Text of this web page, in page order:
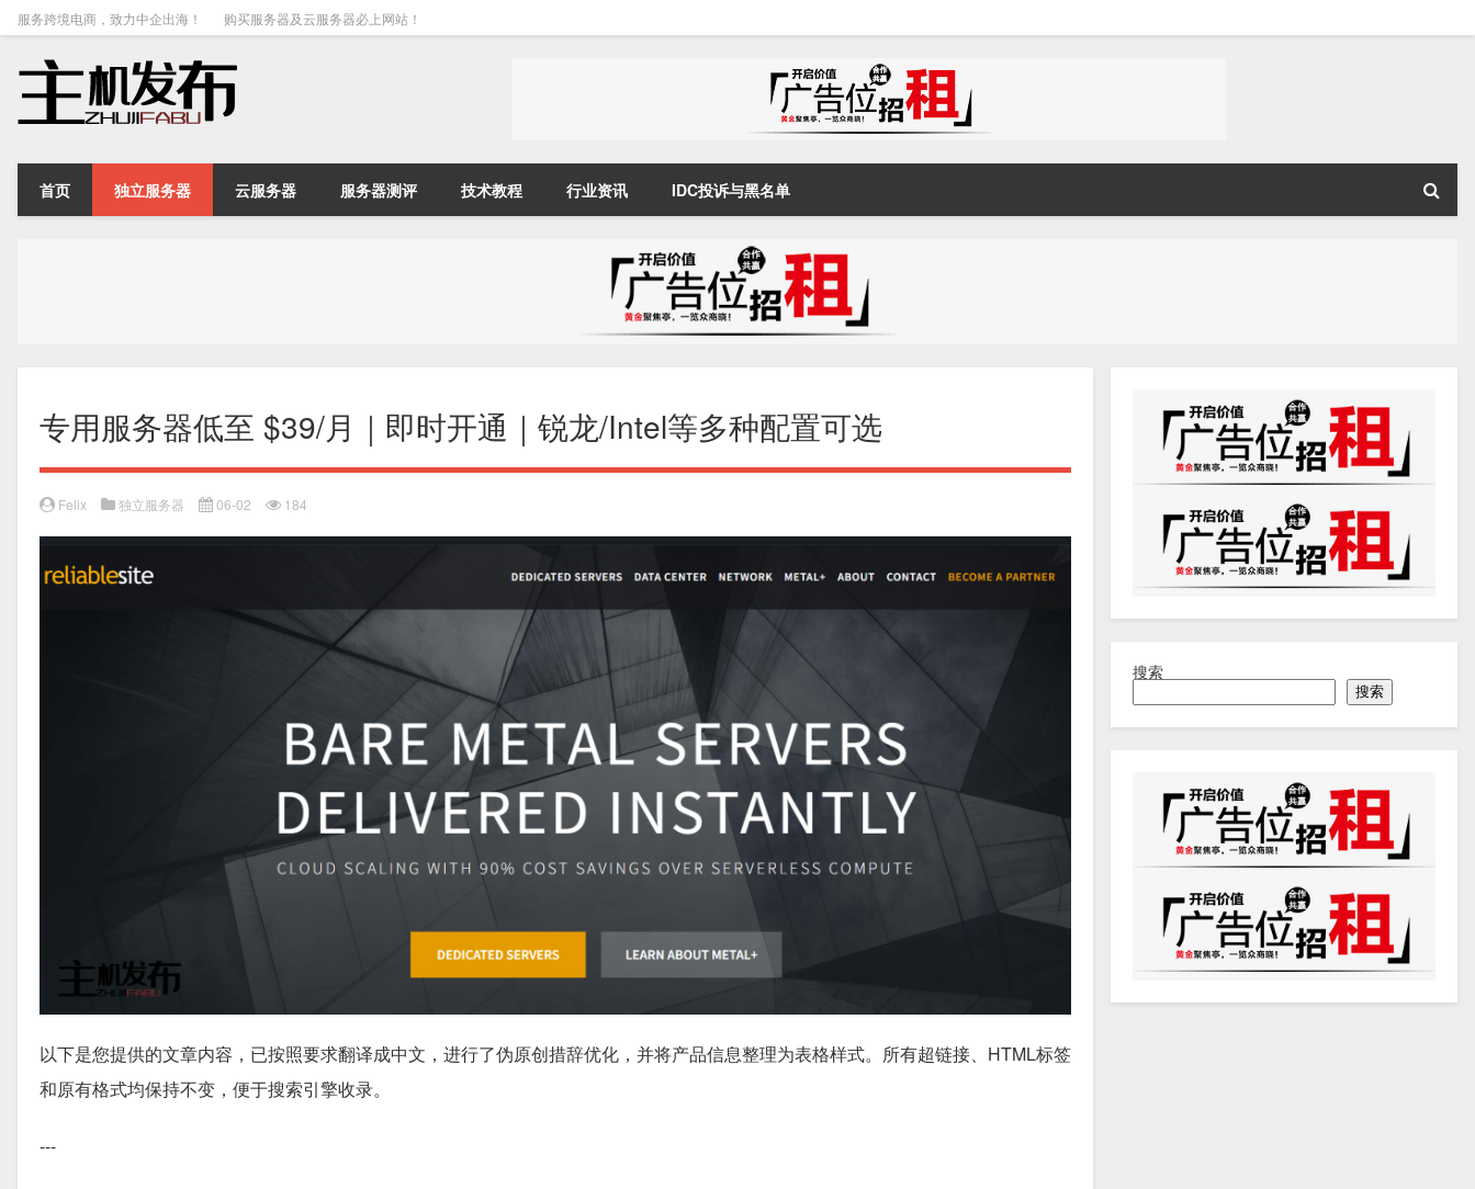
服务跨境电商，致力中企出海！ 购买服务器及云服务器必上网站！
首页 独立服务器 云服务器 服务器测评 技术教程 行业资讯 IDC投诉与黑名单
专用服务器低至 $39/月｜即时开通｜锐龙/Intel等多种配置可选
Felix 独立服务器 06-02 184
以下是您提供的文章内容，已按照要求翻译成中文，进行了伪原创措辞优化，并将产品信息整理为表格样式。所有超链接、HTML标签
和原有格式均保持不变，便于搜索引擎收录。
---
搜索
搜索